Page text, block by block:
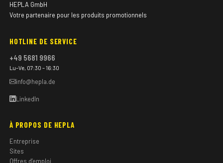
HEPLA GmbH
Votre partenaire pour les produits promotionnels
HOTLINE DE SERVICE
+49 5681 9966
Lu–Ve, 07:30 – 16:30
info@hepla.de
LinkedIn
À PROPOS DE HEPLA
Entreprise
Sites
Offres d’emploi